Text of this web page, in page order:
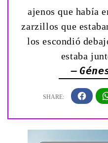
ajenos que había
zarzillos que
los escondió
estaba
—